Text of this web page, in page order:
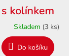
kolínkem
Skladem (3 ks)
Do košíku